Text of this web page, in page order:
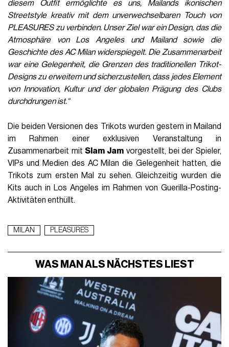
diesem Outfit ermöglichte es uns, Mailands ikonischen
Streetstyle kreativ mit dem unverwechselbaren Touch von
PLEASURES zu verbinden. Unser Ziel war ein Design, das die
Atmosphäre von Los Angeles und Mailand sowie die
Geschichte des AC Milan widerspiegelt. Die Zusammenarbeit
war eine Gelegenheit, die Grenzen des traditionellen Trikot-
Designs zu erweitern und sicherzustellen, dass jedes Element
von Innovation, Kultur und der globalen Prägung des Clubs
durchdrungen ist.“
Die beiden Versionen des Trikots wurden gestern in Mailand
im Rahmen einer exklusiven Veranstaltung in
Zusammenarbeit mitSlam Jam vorgestellt, bei der Spieler,
VIPs und Medien des AC Milan die Gelegenheit hatten, die
Trikots zum ersten Mal zu sehen. Gleichzeitig wurden die
Kits auch in Los Angeles im Rahmen von Guerilla-Posting-
Aktivitäten enthüllt.
MILAN PLEASURES
WAS MAN ALS NÄCHSTES LIEST